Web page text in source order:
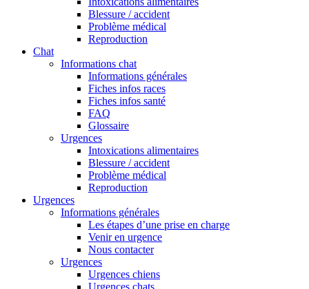
Blessure / accident
Problème médical
Reproduction
Chat
Informations chat
Informations générales
Fiches infos races
Fiches infos santé
FAQ
Glossaire
Urgences
Intoxications alimentaires
Blessure / accident
Problème médical
Reproduction
Urgences
Informations générales
Les étapes d’une prise en charge
Venir en urgence
Nous contacter
Urgences
Urgences chiens
Urgences chats